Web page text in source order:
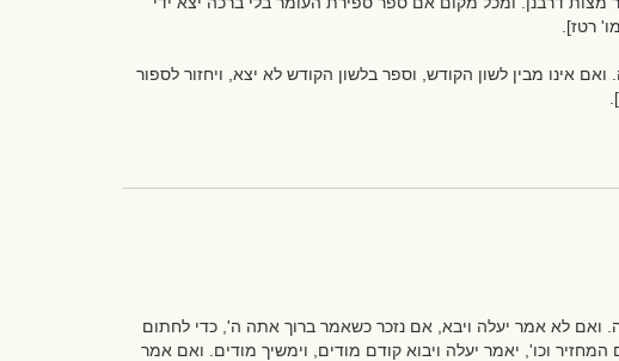
רטז].
אינו מבין לשון הקודש, וספר בלשון הקודש לא יצא, ויחזור לספור
ואם לא אמר יעלה ויבא, אם נזכר כשאמר ברוך אתה ה', כדי לחתום
וכו', יאמר יעלה ויבוא קודם מודים, וימשיך מודים. ואם אמר